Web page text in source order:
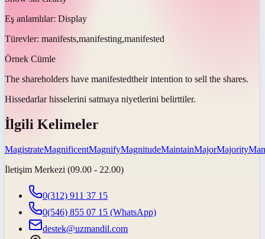
Eş anlamlılar: Display
Türevler: manifests,manifesting,manifested
Örnek Cümle
The shareholders have manifestedtheir intention to sell the shares.
Hissedarlar hisselerini satmaya niyetlerini belirttiler.
İlgili Kelimeler
MagistrateMagnificentMagnifyMagnitudeMaintainMajorMajority
İletişim Merkezi (09.00 - 22.00)
0(312) 911 37 15
0(546) 855 07 15 (WhatsApp)
destek@uzmandil.com